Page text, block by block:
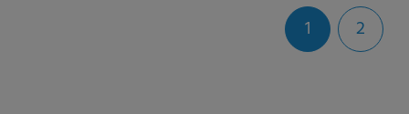
1 2